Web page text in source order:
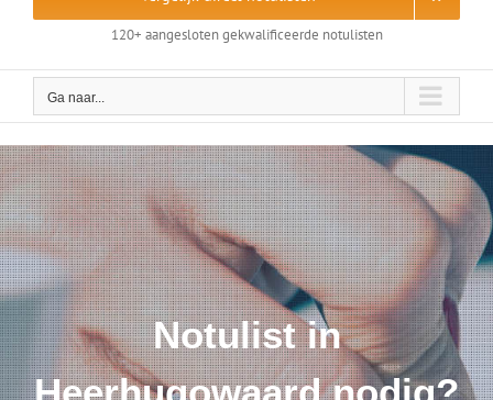
120+ aangesloten gekwalificeerde notulisten
Ga naar...
Notulist in